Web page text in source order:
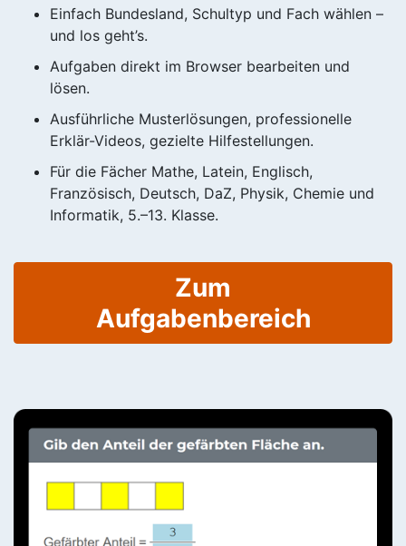
Einfach Bundesland, Schultyp und Fach wählen –
und los geht’s.
Aufgaben direkt im Browser bearbeiten und
lösen.
Ausführliche Musterlösungen, professionelle
Erklär-Videos, gezielte Hilfestellungen.
Für die Fächer Mathe, Latein, Englisch,
Französisch, Deutsch, DaZ, Physik, Chemie und
Informatik, 5.–13. Klasse.
Zum
Aufgabenbereich